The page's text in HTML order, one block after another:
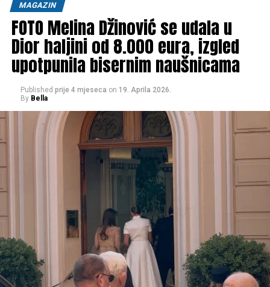
njive. Gotovo pola sela danas je ponovno u jednim rukama,
ali s ciljem da ono opet oživi”, priča Pero, pokazujući
prostranstva na kojima je kao dječak čuvao krave.
MAGAZIN
FOTO Melina Džinović se udala u
Dior haljini od 8.000 eura, izgled
upotpunila bisernim naušnicama
Published prije 4 mjeseca on 19. Aprila 2026.
By Bella